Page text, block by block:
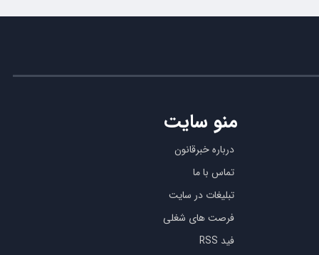
درباره خبرقانون
تماس با ما
تبلیغات در سایت
فرصت های شغلی
فید RSS
منو سایت